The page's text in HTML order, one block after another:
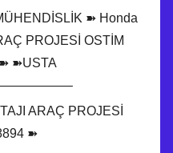
➽ Honda
PROJESİ OSTİM
➽USTA
ARAÇ PROJESİ
➽